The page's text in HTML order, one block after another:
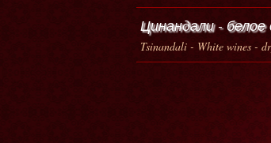
Цинандали - белое
Tsinandali - White wines -